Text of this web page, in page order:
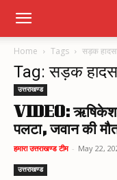
Home Tags सड़क
Tag: सड़क
उत्तराखण्ड
VIDEO: ऋषिकेश-
पलटा, जवान की
हमारा उत्तराखण्ड टीम - May 22,
उत्तराखण्ड